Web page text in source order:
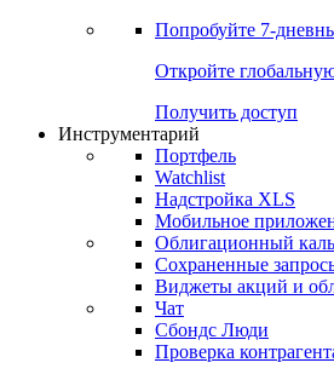
Попробуйте 7-
Откройте
Получить доступ
Инструментарий
Портфель
Watchlist
Надстройка XLS
Мобильное
Облигационный
Сохраненные
Виджеты акций и
Чат
Сбондс Люди
Проверка